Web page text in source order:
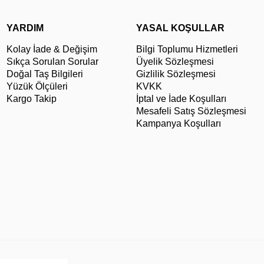
YARDIM
Kolay İade & Değişim
Sıkça Sorulan Sorular
Doğal Taş Bilgileri
Yüzük Ölçüleri
Kargo Takip
YASAL KOŞULLAR
Bilgi Toplumu Hizmetleri
Üyelik Sözleşmesi
Gizlilik Sözleşmesi
KVKK
İptal ve İade Koşulları
Mesafeli Satış Sözleşmesi
Kampanya Koşulları